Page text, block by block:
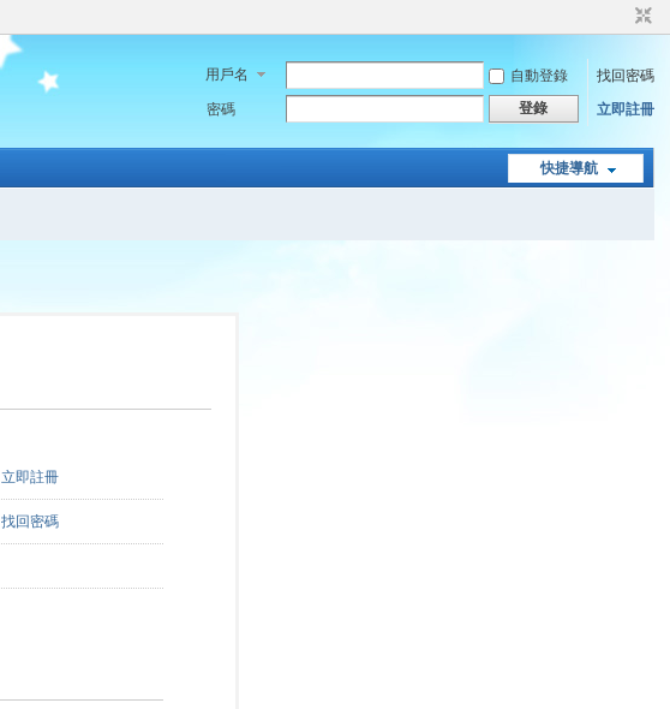
用戶名 自動登錄
找回密碼
密碼
登錄 立即註冊
快捷導航
立即註冊
找回密碼